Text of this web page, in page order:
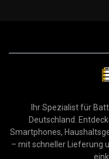
Ihr Spezialist für
Deutschland.
Smartphones,
– mit schneller Lieferung